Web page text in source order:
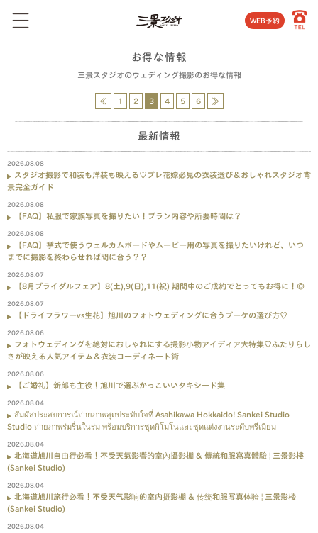
WEB予約
お得な情報
三景スタジオのウェディング撮影のお得な情報
≪ 1 2 3 4 5 6 ≫
最新情報
2026.08.08
スタジオ撮影で和装も洋装も映える♡プレ花嫁必見の衣装選び＆おしゃれスタジオ背
景完全ガイド
2026.08.08
【FAQ】私服で家族写真を撮りたい！プラン内容や所要時間は？
2026.08.08
【FAQ】挙式で使うウェルカムボードやムービー用の写真を撮りたいけれど、いつ
までに撮影を終わらせれば間に合う？？
2026.08.07
【8月ブライダルフェア】8(土),9(日),11(祝) 期間中のご成約でとってもお得に！◎
2026.08.07
【ドライフラワーvs生花】旭川のフォトウェディングに合うブーケの選び方♡
2026.08.06
フォトウェディングを絶対におしゃれにする撮影小物アイディア大特集♡ふたりらし
さが映える人気アイテム＆衣装コーディネート術
2026.08.06
【ご婚礼】新郎も主役！旭川で選ぶかっこいいタキシード集
2026.08.04
สัมผัสประสบการณ์ถ่ายภาพสุดประทับใจที่ Asahikawa Hokkaido! Sankei Studio
Studio ถ่ายภาพร่มรื่นในร่ม พร้อมบริการชุดกิโมโนและชุดแต่งงานระดับพรีเมียม
2026.08.04
北海道旭川自由行必看！不受天氣影響的室內攝影棚 & 傳統和服寫真體驗 | 三景影樓
(Sankei Studio)
2026.08.04
北海道旭川旅行必看！不受天气影响的室内摄影棚 & 传统和服写真体验 | 三景影楼
(Sankei Studio)
2026.08.04